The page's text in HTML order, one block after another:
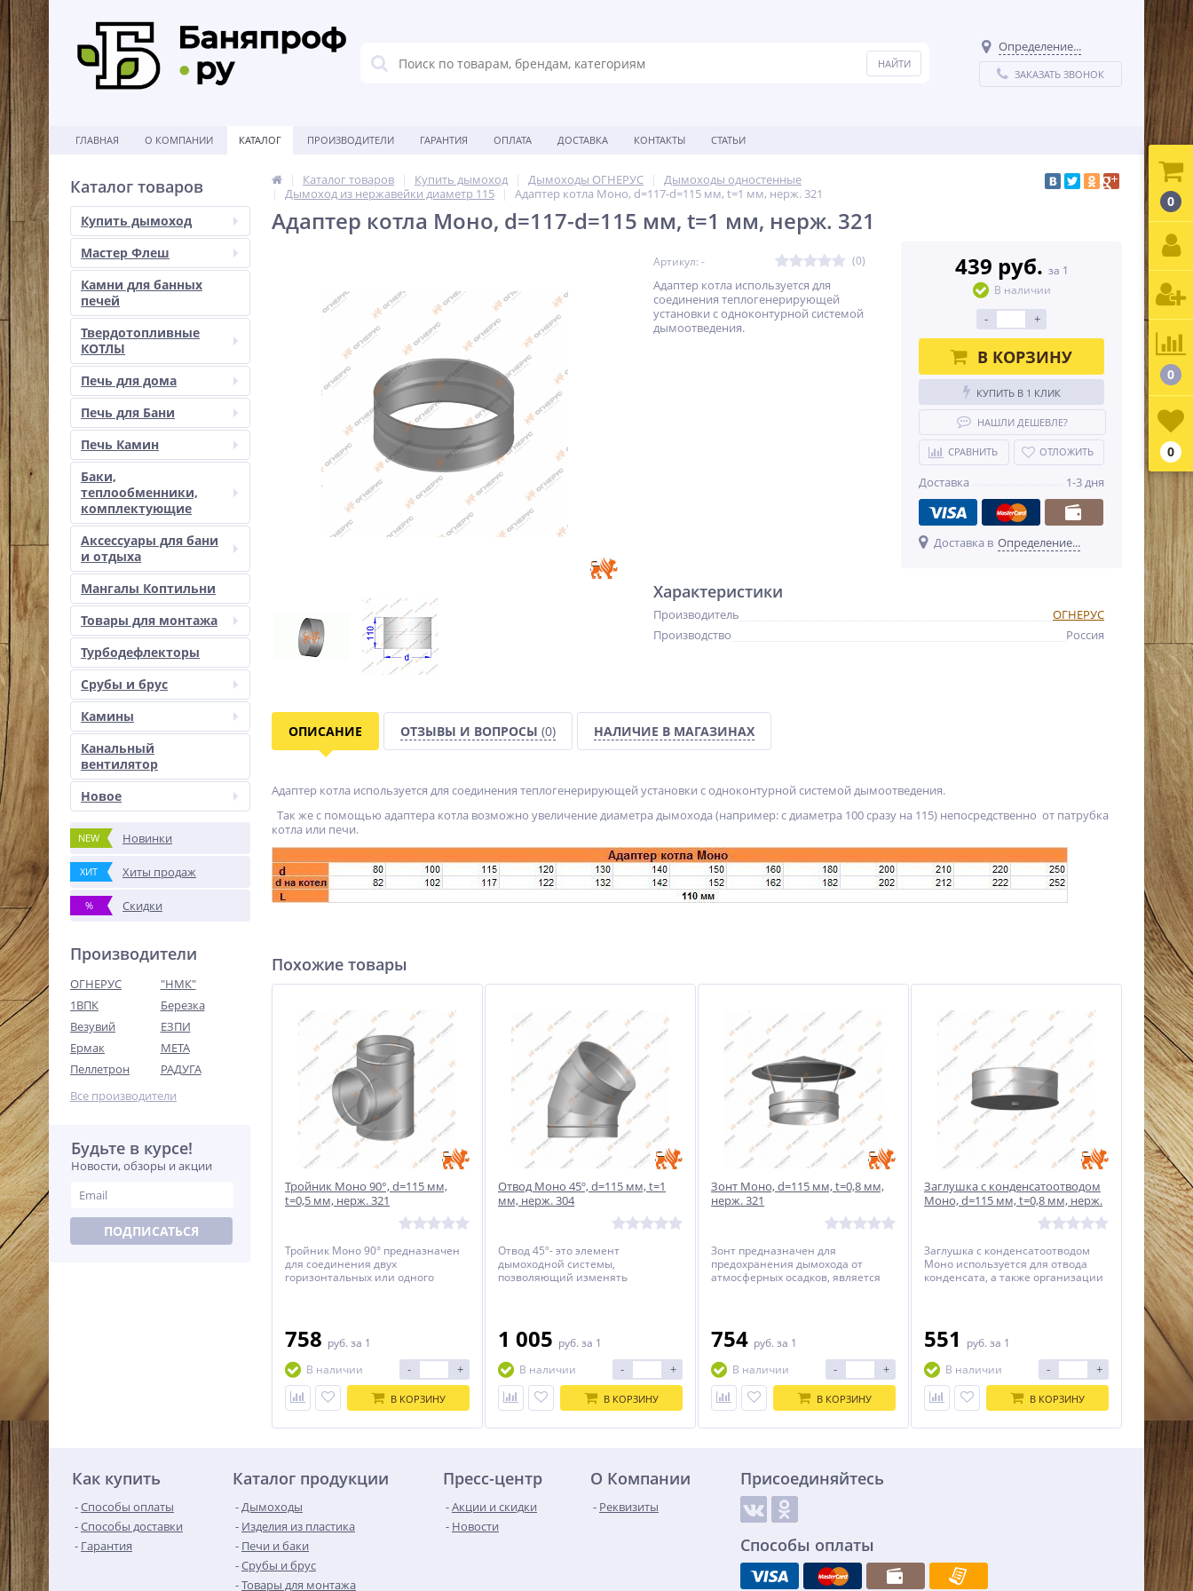
Определение...
ЗАКАЗАТЬ ЗВОНОК
ГЛАВНАЯ О КОМПАНИИ КАТАЛОГ ПРОИЗВОДИТЕЛИ ГАРАНТИЯ ОПЛАТА ДОСТАВКА КОНТАКТЫ СТАТЬИ
Каталог товаров
Купить дымоход
Мастер Флеш
Камни для банных
печей
Твердотопливные
КОТЛЫ
Печь для дома
Печь для Бани
Печь Камин
Баки,
теплообменники,
комплектующие
Аксессуары для бани
и отдыха
Мангалы Коптильни
Товары для монтажа
Турбодефлекторы
Срубы и брус
Камины
Канальный
вентилятор
Новое
NEW Новинки
ХИТ Хиты продаж
% Скидки
Производители
ОГНЕРУС
"НМК"
1ВПК
Березка
Везувий
ЕЗПИ
Ермак
МЕТА
Пеллетрон
РАДУГА
Все производители
Будьте в курсе!
Новости, обзоры и акции
ПОДПИСАТЬСЯ
Каталог товаров Купить дымоход Дымоходы ОГНЕРУС
Дымоходы одностенные
Дымоход из нержавейки диаметр 115
Адаптер котла Моно, d=117-d=115 мм, t=1 мм, нерж. 321
Адаптер котла Моно, d=117-d=115 мм, t=1 мм, нерж. 321
Артикул: - (0)
Адаптер котла используется для
соединения теплогенерирующей
установки с одноконтурной системой
дымоотведения.
439 руб. за 1
В наличии
- +
В КОРЗИНУ
КУПИТЬ В 1 КЛИК
НАШЛИ ДЕШЕВЛЕ?
СРАВНИТЬ ОТЛОЖИТЬ
Доставка 1-3 дня
Доставка в Определение...
Характеристики
Производитель
ОГНЕРУС
Производство
Россия
ОПИСАНИЕ ОТЗЫВЫ И ВОПРОСЫ (0) НАЛИЧИЕ В МАГАЗИНАХ
Адаптер котла используется для соединения теплогенерирующей установки с одноконтурной системой дымоотведения.
Так же с помощью адаптера котла возможно увеличение диаметра дымохода (например: с диаметра 100 сразу на 115) непосредственно от патрубка
котла или печи.
Похожие товары
Тройник Моно 90°, d=115 мм,
t=0,5 мм, нерж. 321
Тройник Моно 90° предназначен
для соединения двух
горизонтальных или одного
758 руб. за 1
В наличии
- +
В КОРЗИНУ
Отвод Моно 45º, d=115 мм, t=1
мм, нерж. 304
Отвод 45º- это элемент
дымоходной системы,
позволяющий изменять
дымоход в нужном направлении.
Выполняется из цилиндрических
секторов, соединенных под
определенным углом.
1 005 руб. за 1
В наличии
- +
В КОРЗИНУ
Зонт Моно, d=115 мм, t=0,8 мм,
нерж. 321
Зонт предназначен для
предохранения дымохода от
атмосферных осадков, является
754 руб. за 1
В наличии
- +
В КОРЗИНУ
Заглушка с конденсатоотводом
Моно, d=115 мм, t=0,8 мм, нерж.
Заглушка с конденсатоотводом
Моно используется для отвода
конденсата, а также организации
551 руб. за 1
В наличии
- +
В КОРЗИНУ
Как купить
Способы оплаты
Способы доставки
Гарантия
Каталог продукции
Дымоходы
Изделия из пластика
Печи и баки
Срубы и брус
Товары для монтажа
Пресс-центр
Акции и скидки
Новости
О Компании
Реквизиты
Присоединяйтесь
Способы оплаты
0
0
0